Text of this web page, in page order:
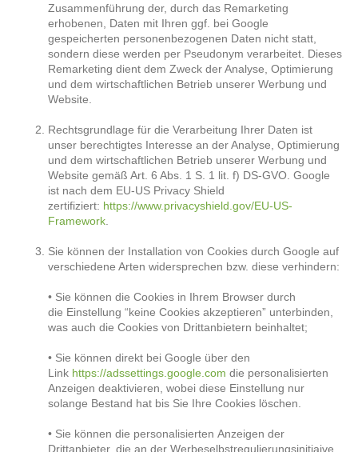
Zusammenführung der, durch das Remarketing
erhobenen, Daten mit Ihren ggf. bei Google
gespeicherten personenbezogenen Daten nicht statt,
sondern diese werden per Pseudonym verarbeitet. Dieses
Remarketing dient dem Zweck der Analyse, Optimierung
und dem wirtschaftlichen Betrieb unserer Werbung und
Website.
Rechtsgrundlage für die Verarbeitung Ihrer Daten ist
unser berechtigtes Interesse an der Analyse, Optimierung
und dem wirtschaftlichen Betrieb unserer Werbung und
Website gemäß Art. 6 Abs. 1 S. 1 lit. f) DS-GVO. Google
ist nach dem EU-US Privacy Shield
zertifiziert: https://www.privacyshield.gov/EU-US-
Framework
Sie können der Installation von Cookies durch Google auf
verschiedene Arten widersprechen bzw. diese verhindern:
• Sie können die Cookies in Ihrem Browser durch
die Einstellung “keine Cookies akzeptieren” unterbinden,
was auch die Cookies von Drittanbietern beinhaltet;
• Sie können direkt bei Google über den
Link https://adssettings.google.com die personalisierten
Anzeigen deaktivieren, wobei diese Einstellung nur
solange Bestand hat bis Sie Ihre Cookies löschen.
• Sie können die personalisierten Anzeigen der
Drittanbieter, die an der Werbeselbstregulierungsinitiaive